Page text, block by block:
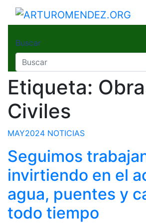
Saltar
Buscar
Etiqueta:
Civiles
MAY2024 NOTICIAS
Seguimos
invirtiendo en el
agua, puentes y
todo tiempo